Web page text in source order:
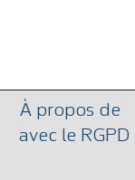
À propos de
avec le RGPD